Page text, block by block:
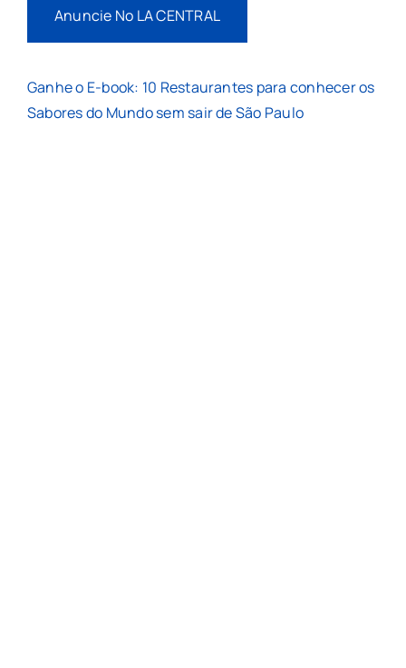
Anuncie No LA CENTRAL
Ganhe o E-book: 10 Restaurantes para conhecer os
Sabores do Mundo sem sair de São Paulo